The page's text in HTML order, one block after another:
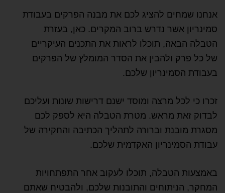
אנחנו שמחים להציג לכם את מבנה הפרקים בעבודת
סמינריון אשר נדרש ברוב המקרים. כאן, בעזרת
הטבלה הבאה, תוכלו לראות את התכנים העיקריים
של כל פרק ולהבין את הסדר המומלץ של הפרקים
בעבודת הסמינריון שלכם.
זכרו כי לכל מרצה ומוסד ישנם דרישות שונות ועליכם
לבדוק זאת מראש. מטרת הטבלה היא לספק לכם
מסגרת מובנת וברורה לתהליך הכתיבה והחקירה של
עבודת הסמינריון האקדמית שלכם.
באמצעות הטבלה, תוכלו לעקוב אחר התפתחויות
המחקר, הניתוחים והתובנות שלכם, ולהבטיח שאתם